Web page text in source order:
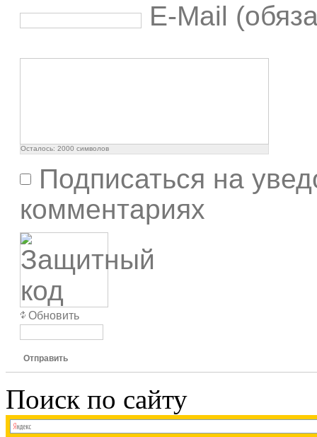
E-Mail
Осталось: 2000 символов
Подписаться на
комментариях
Обновить
Отправить
Поиск по сайту